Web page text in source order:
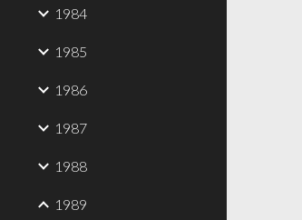
1984
1985
1986
1987
1988
1989